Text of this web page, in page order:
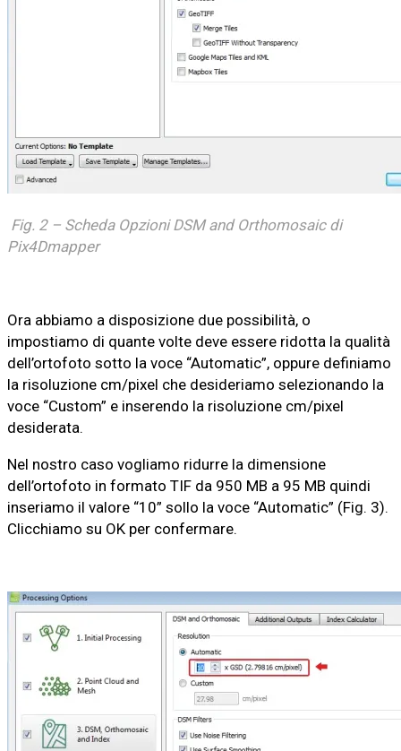
Fig. 2 – Scheda Opzioni DSM and Orthomosaic di
Pix4Dmapper
Ora abbiamo a disposizione due possibilità, o
impostiamo di quante volte deve essere ridotta la qualità
dell’ortofoto sotto la voce “Automatic”, oppure definiamo
la risoluzione cm/pixel che desideriamo selezionando la
voce “Custom” e inserendo la risoluzione cm/pixel
desiderata.
Nel nostro caso vogliamo ridurre la dimensione
dell’ortofoto in formato TIF da 950 MB a 95 MB quindi
inseriamo il valore “10” sollo la voce “Automatic” (Fig. 3).
Clicchiamo su OK per confermare.